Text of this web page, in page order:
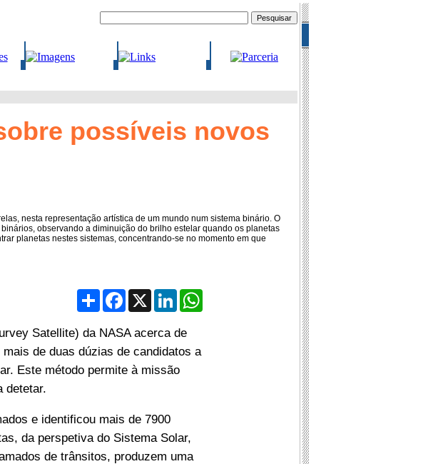
possíveis novos
nesta representação artística de um mundo num sistema binário. O
observando a diminuição do brilho estelar quando os planetas
planetas nestes sistemas, concentrando-se no momento em que
PartilharFacebook
X LinkedInWhatsApp
Satellite) da NASA acerca de
de duas dúzias de candidatos a
Este método permite à missão
detetar.
e identificou mais de 7900
da perspetiva do Sistema Solar,
de trânsitos, produzem uma